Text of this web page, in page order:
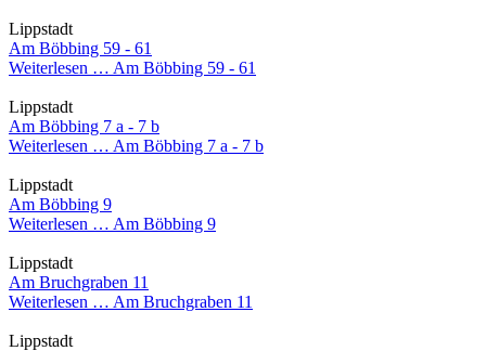
Lippstadt
Am Böbbing 59 - 61
Weiterlesen … Am Böbbing 59 - 61
Lippstadt
Am Böbbing 7 a - 7 b
Weiterlesen … Am Böbbing 7 a - 7 b
Lippstadt
Am Böbbing 9
Weiterlesen … Am Böbbing 9
Lippstadt
Am Bruchgraben 11
Weiterlesen … Am Bruchgraben 11
Lippstadt